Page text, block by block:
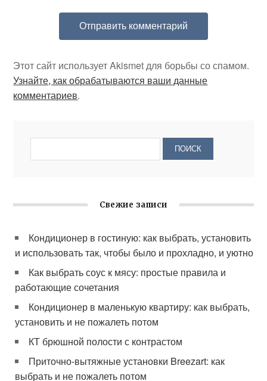
Этот сайт использует Akismet для борьбы со спамом.
Узнайте, как обрабатываются ваши данные
комментариев.
Свежие записи
Кондиционер в гостиную: как выбрать, установить
и использовать так, чтобы было и прохладно, и уютно
Как выбрать соус к мясу: простые правила и
работающие сочетания
Кондиционер в маленькую квартиру: как выбрать,
установить и не пожалеть потом
КТ брюшной полости с контрастом
Приточно-вытяжные установки Breezart: как
выбрать и не пожалеть потом